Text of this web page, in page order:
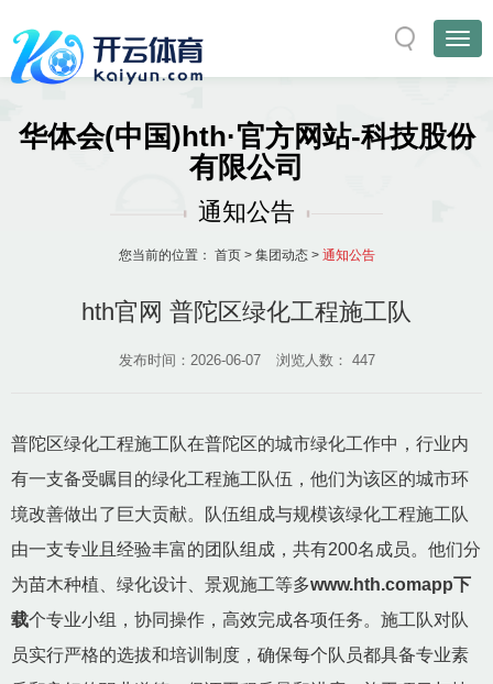
华体会(中国)hth·官方网站-科技股份
有限公司
通知公告
您当前的位置： 首页> 集团动态> 通知公告
hth官网 普陀区绿化工程施工队
发布时间：2026-06-07 浏览人数： 447
普陀区绿化工程施工队在普陀区的城市绿化工作中，行业内
有一支备受瞩目的绿化工程施工队伍，他们为该区的城市环
境改善做出了巨大贡献。队伍组成与规模该绿化工程施工队
由一支专业且经验丰富的团队组成，共有200名成员。他们分
为苗木种植、绿化设计、景观施工等多www.hth.comapp下
载个专业小组，协同操作，高效完成各项任务。施工队对队
员实行严格的选拔和培训制度，确保每个队员都具备专业素